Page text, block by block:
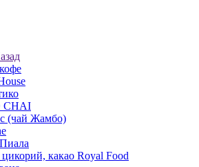
CHAI
(чай Жамбо)
какао Royal Food